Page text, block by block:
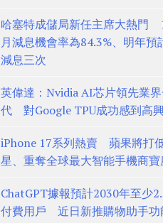
哈塞特成儲局新任主席大熱門
月減息機會率為84.3%、明年預
減息三次
英偉達：Nvidia AI芯片領先業
代 對Google TPU成功感到高
iPhone 17系列熱賣 蘋果將打
星、重奪全球最大智能手機商寶
ChatGPT據報預計2030年至少
付費用戶 近日新推購物助手功